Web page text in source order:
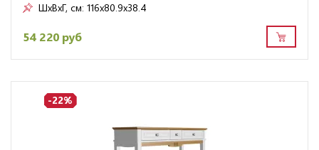
ШxВxГ, см: 116x80.9x38.4
54 220 руб
-22%